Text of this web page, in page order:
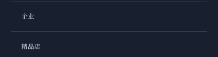
企业
精品店